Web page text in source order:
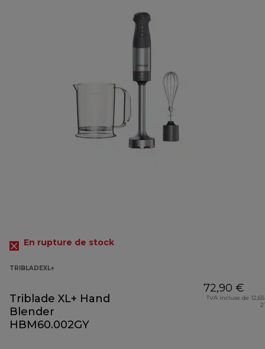
En rupture de stock
TRIBLADEXL+
Triblade XL+ Hand
Blender
HBM60.002GY
72,90 €
TVA incluse de